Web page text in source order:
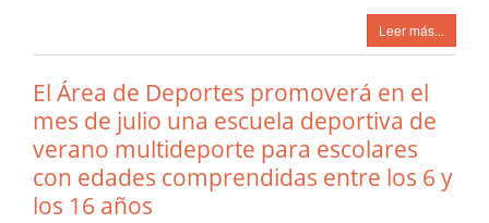
Leer más...
El Área de Deportes promoverá en el
mes de julio una escuela deportiva de
verano multideporte para escolares
con edades comprendidas entre los 6 y
los 16 años